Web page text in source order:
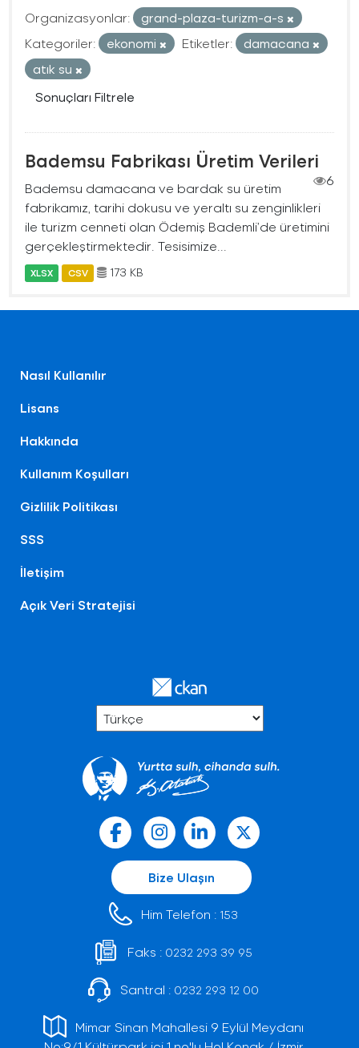
Organizasyonlar:
grand-plaza-turizm-a-s
Kategoriler:
ekonomi Etiketler:
damacana
atık su
Sonuçları Filtrele
Bademsu Fabrikası Üretim Verileri
6
Bademsu damacana ve bardak su üretim
fabrikamız, tarihi dokusu ve yeraltı su zenginlikleri
ile turizm cenneti olan Ödemiş Bademli’de üretimini
gerçekleştirmektedir. Tesisimize...
XLSX CSV 173 KB
Nasıl Kullanılır
Lisans
Hakkında
Kullanım Koşulları
Gizlilik Politikası
SSS
İletişim
Açık Veri Stratejisi
Bize Ulaşın
Him Telefon : 153
Faks : 0232 293 39 95
Santral : 0232 293 12 00
Mimar Sinan Mahallesi 9 Eylül Meydanı